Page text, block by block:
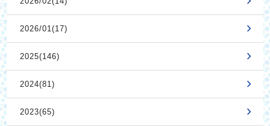
2026/01(17)
2025(146)
2024(81)
2023(65)